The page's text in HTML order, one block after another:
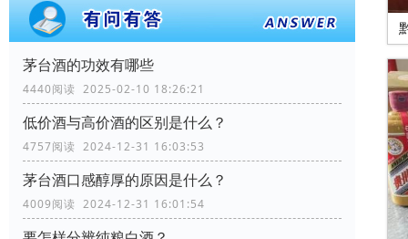
茅台酒的功效有哪些
4440阅读 2025-02-10 18:26:21
低价酒与高价酒的区别是什么？
4757阅读 2024-12-31 16:03:53
茅台酒口感醇厚的原因是什么？
4009阅读 2024-12-31 16:01:54